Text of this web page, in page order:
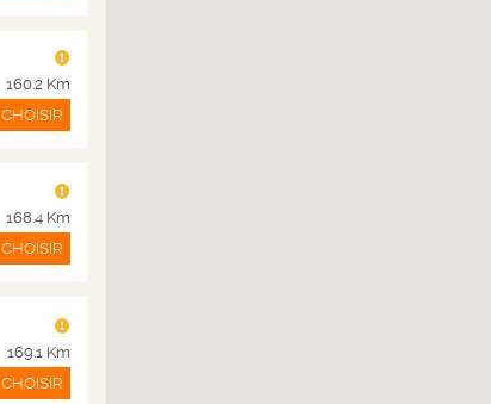
160.2 Km
CHOISIR
168.4 Km
CHOISIR
169.1 Km
CHOISIR